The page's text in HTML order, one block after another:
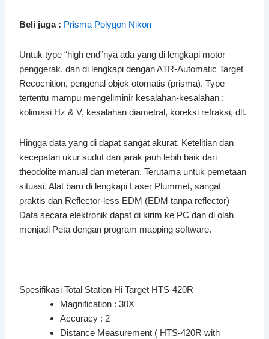
Beli juga : Prisma Polygon Nikon
Untuk type “high end”nya ada yang di lengkapi motor
penggerak, dan di lengkapi dengan ATR-Automatic Target
Recocnition, pengenal objek otomatis (prisma). Type
tertentu mampu mengeliminir kesalahan-kesalahan :
kolimasi Hz & V, kesalahan diametral, koreksi refraksi, dll.
Hingga data yang di dapat sangat akurat. Ketelitian dan
kecepatan ukur sudut dan jarak jauh lebih baik dari
theodolite manual dan meteran. Terutama untuk pemetaan
situasi. Alat baru di lengkapi Laser Plummet, sangat
praktis dan Reflector-less EDM (EDM tanpa reflector)
Data secara elektronik dapat di kirim ke PC dan di olah
menjadi Peta dengan program mapping software.
Spesifikasi Total Station Hi Target HTS-420R
Magnification : 30X
Accuracy : 2
Distance Measurement ( HTS-420R with